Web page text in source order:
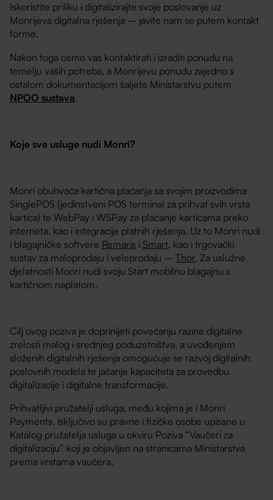
Iskoristite priliku i digitalizirajte svoje poslovanje uz
Monrijeva digitalna rješenja – javite nam se putem kontakt
forme.
Nakon toga ćemo vas kontaktirati i izraditi ponudu na
temelju vaših potreba, a Monrijevu ponudu zajedno s
ostalom dokumentacijom šaljete Ministarstvu putem
NPOO sustava.
Koje sve usluge nudi Monri?
Monri obuhvaća kartična plaćanja sa svojim proizvodima
SinglePOS (jedinstveni POS terminal za prihvat svih vrsta
kartica) te WebPay i WSPay za plaćanje karticama preko
interneta, kao i integracije platnih rješenja. Uz to Monri nudi
i blagajničke softvere Remaris i Smart, kao i trgovački
sustav za maloprodaju i veleprodaju –Thor. Za uslužne
djelatnosti Monri nudi svoju Start mobilnu blagajnu s
kartičnom naplatom.
Cilj ovog poziva je doprinijeti povećanju razine digitalne
zrelosti malog i srednjeg poduzetništva, a uvođenjem
složenih digitalnih rješenja omogućuje se razvoj digitalnih
poslovnih modela te jačanje kapaciteta za provedbu
digitalizacije i digitalne transformacije.
Prihvatljivi pružatelji usluga, među kojima je i Monri
Payments, isključivo su pravne i fizičke osobe upisane u
Katalog pružatelja usluga u okviru Poziva “Vaučeri za
digitalizaciju” koji je objavljen na stranicama Ministarstva
prema vrstama vaučera.